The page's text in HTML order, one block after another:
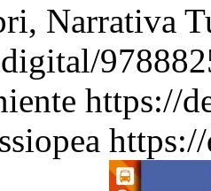
Narrativa
https://